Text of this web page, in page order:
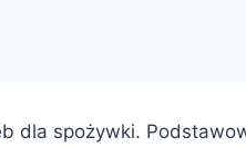
dla spożywki.